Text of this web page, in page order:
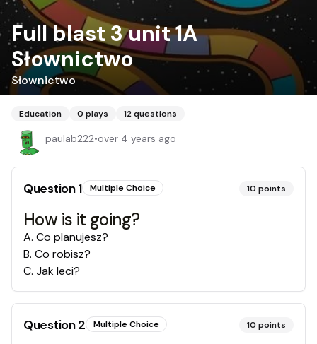
Full blast 3 unit 1A
Słownictwo
Słownictwo
Education 0 plays 12questions
paulab222•over 4 years ago
Question1 Multiple Choice 10 points
How is it going?
A. Co planujesz?
B. Co robisz?
C. Jak leci?
Question2 Multiple Choice 10 points